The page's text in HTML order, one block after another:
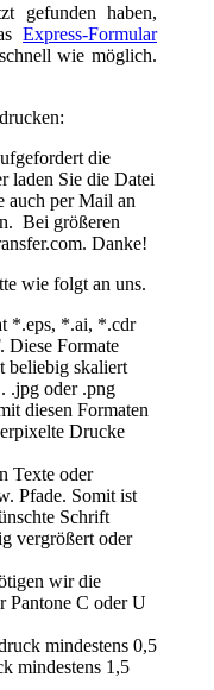
auch per Mail an
Bei größeren
Danke!
Formate
beliebig skaliert
.jpg oder .png
diesen Formaten
Drucke
Texte oder
Schrift
vergrößert oder
wir die
Pantone C oder U
mindestens 0,5
mindestens 1,5
Druckfreigabe
Hilfe benötigen,